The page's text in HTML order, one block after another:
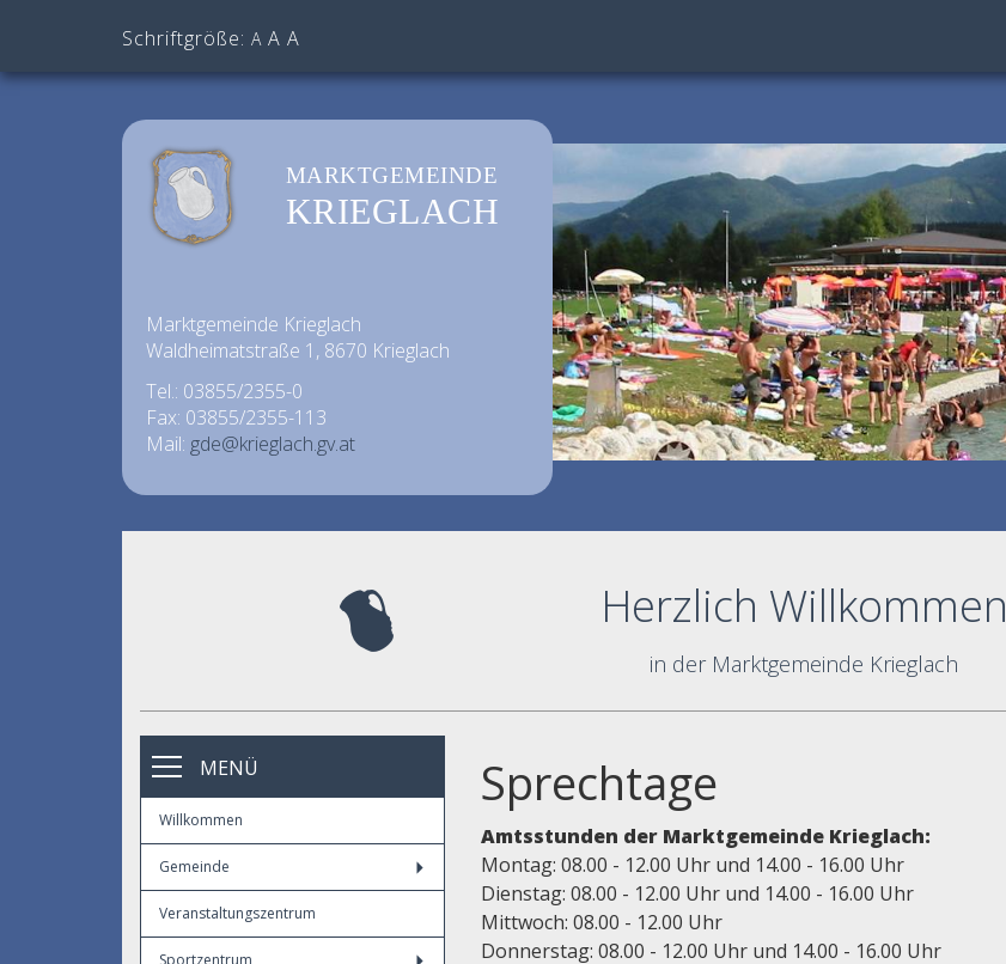
Schriftgröße: A A A
MARKTGEMEINDE
KRIEGLACH
Marktgemeinde Krieglach
Waldheimatstraße 1, 8670 Krieglach
Tel.: 03855/2355-0
Fax: 03855/2355-113
Mail: gde@krieglach.gv.at
Herzlich Willkommen
in der Marktgemeinde Krieglach
MENÜ
Willkommen
Gemeinde
Veranstaltungszentrum
Sportzentrum
Sprechtage
Amtsstunden der Marktgemeinde Krieglach:
Montag: 08.00 - 12.00 Uhr und 14.00 - 16.00 Uhr
Dienstag: 08.00 - 12.00 Uhr und 14.00 - 16.00 Uhr
Mittwoch: 08.00 - 12.00 Uhr
Donnerstag: 08.00 - 12.00 Uhr und 14.00 - 16.00 Uhr